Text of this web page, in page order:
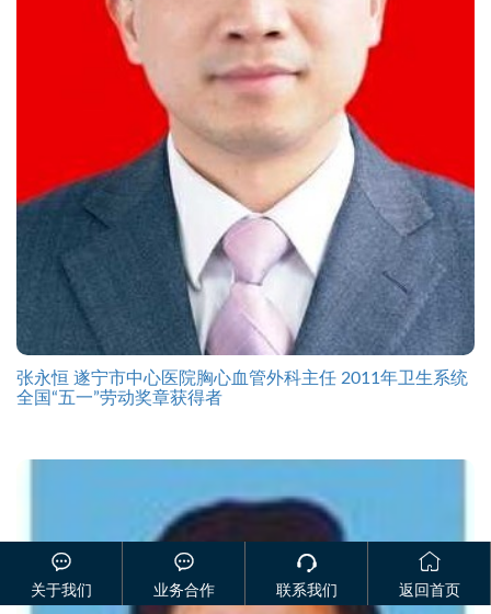
张永恒 遂宁市中心医院胸心血管外科主任 2011年卫生系统
全国“五一”劳动奖章获得者

关于我们

业务合作

联系我们

返回首页